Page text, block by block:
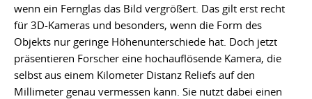
wenn ein Fernglas das Bild vergrößert. Das gilt erst recht
für 3D-Kameras und besonders, wenn die Form des
Objekts nur geringe Höhenunterschiede hat. Doch jetzt
präsentieren Forscher eine hochauflösende Kamera, die
selbst aus einem Kilometer Distanz Reliefs auf den
Millimeter genau vermessen kann. Sie nutzt dabei einen